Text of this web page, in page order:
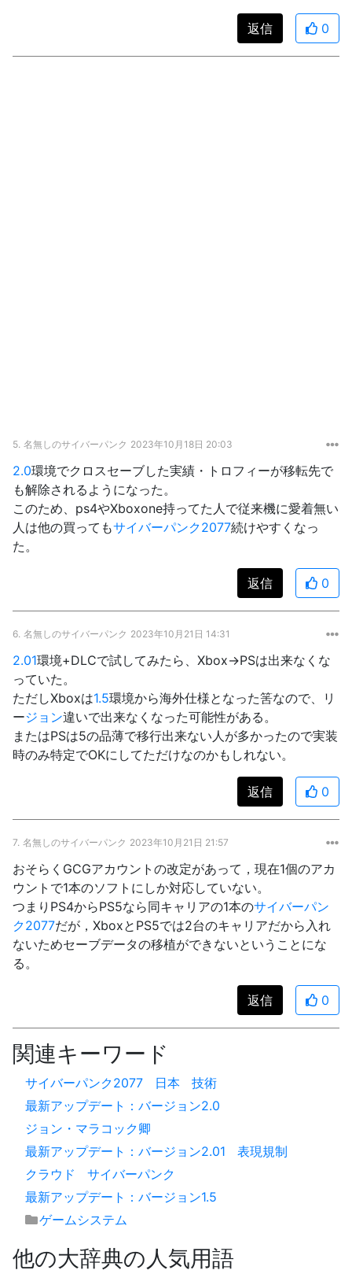
返信 0
5. 名無しのサイバーパンク 2023年10月18日 20:03
2.0環境でクロスセーブした実績・トロフィーが移転先で
も解除されるようになった。
このため、ps4やXboxone持ってた人で従来機に愛着無い
人は他の買ってもサイバーパンク2077続けやすくなっ
た。
返信 0
6. 名無しのサイバーパンク 2023年10月21日 14:31
2.01環境+DLCで試してみたら、Xbox→PSは出来なくな
っていた。
ただしXboxは1.5環境から海外仕様となった筈なので、リ
ージョン違いで出来なくなった可能性がある。
またはPSは5の品薄で移行出来ない人が多かったので実装
時のみ特定でOKにしてただけなのかもしれない。
返信 0
7. 名無しのサイバーパンク 2023年10月21日 21:57
おそらくGCGアカウントの改定があって，現在1個のアカ
ウントで1本のソフトにしか対応していない。
つまりPS4からPS5なら同キャリアの1本のサイバーパン
ク2077だが，XboxとPS5では2台のキャリアだから入れ
ないためセーブデータの移植ができないということにな
る。
返信 0
関連キーワード
サイバーパンク2077 日本
技術
最新アップデート：バージョン2.0
ジョン・マラコック卿
最新アップデート：バージョン2.01
表現規制
クラウド
サイバーパンク
最新アップデート：バージョン1.5
ゲームシステム
他の大辞典の人気用語